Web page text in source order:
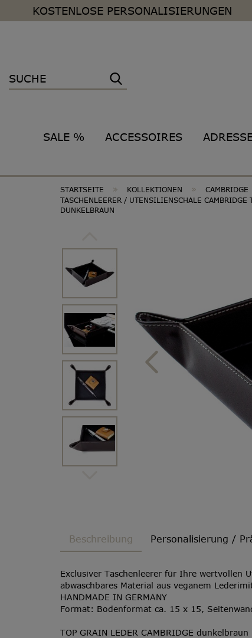
KOSTENLOSE PERSONALISIERUNGEN
SALE % ACCESSOIRES
STARTSEITE » KOLLEKTIONEN » CAMBRIDGE
TASCHENLEERER / UTENSILIENSCHALE
DUNKELBRAUN
Beschreibung Personalisierung /
Exclusiver Taschenleerer für Ihre wertvollen
abwaschbares Material aus veganem
HANDMADE IN GERMANY
Format: Bodenformat ca. 15 x 15,
TOP GRAIN LEDER CAMBRIDGE dunkelbraun